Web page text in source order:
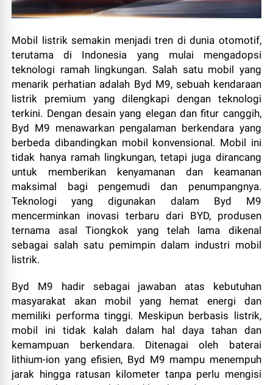
Mobil listrik semakin menjadi tren di dunia otomotif,
terutama di Indonesia yang mulai mengadopsi
teknologi ramah lingkungan. Salah satu mobil yang
menarik perhatian adalah Byd M9, sebuah kendaraan
listrik premium yang dilengkapi dengan teknologi
terkini. Dengan desain yang elegan dan fitur canggih,
Byd M9 menawarkan pengalaman berkendara yang
berbeda dibandingkan mobil konvensional. Mobil ini
tidak hanya ramah lingkungan, tetapi juga dirancang
untuk memberikan kenyamanan dan keamanan
maksimal bagi pengemudi dan penumpangnya.
Teknologi yang digunakan dalam Byd M9
mencerminkan inovasi terbaru dari BYD, produsen
ternama asal Tiongkok yang telah lama dikenal
sebagai salah satu pemimpin dalam industri mobil
listrik.
Byd M9 hadir sebagai jawaban atas kebutuhan
masyarakat akan mobil yang hemat energi dan
memiliki performa tinggi. Meskipun berbasis listrik,
mobil ini tidak kalah dalam hal daya tahan dan
kemampuan berkendara. Ditenagai oleh baterai
lithium-ion yang efisien, Byd M9 mampu menempuh
jarak hingga ratusan kilometer tanpa perlu mengisi